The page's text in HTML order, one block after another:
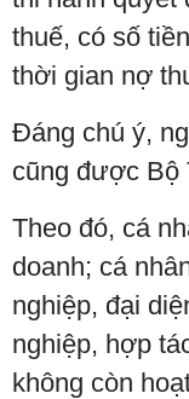
thuế, có số
thời gian nợ
Đáng chú ý,
cũng được Bộ
Theo đó, cá
doanh; cá
nghiệp, đại
nghiệp, hợp
không còn